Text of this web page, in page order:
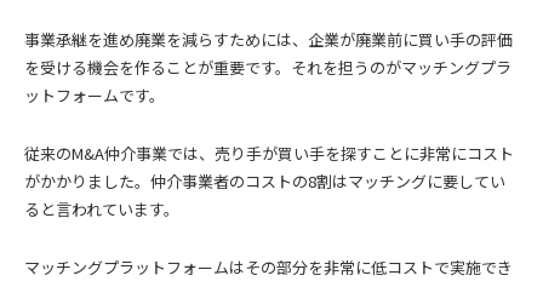
事業承継を進め廃業を減らすためには、企業が廃業前に買い手の評価
を受ける機会を作ることが重要です。それを担うのがマッチングプラ
ットフォームです。
従来のM&A仲介事業では、売り手が買い手を探すことに非常にコスト
がかかりました。仲介事業者のコストの8割はマッチングに要してい
ると言われています。
マッチングプラットフォームはその部分を非常に低コストで実施でき